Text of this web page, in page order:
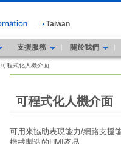
Taiwan
支援服務 關於我們
可程式化人機介面
可程式化人機介面
可用來協助表現能力/網路支援